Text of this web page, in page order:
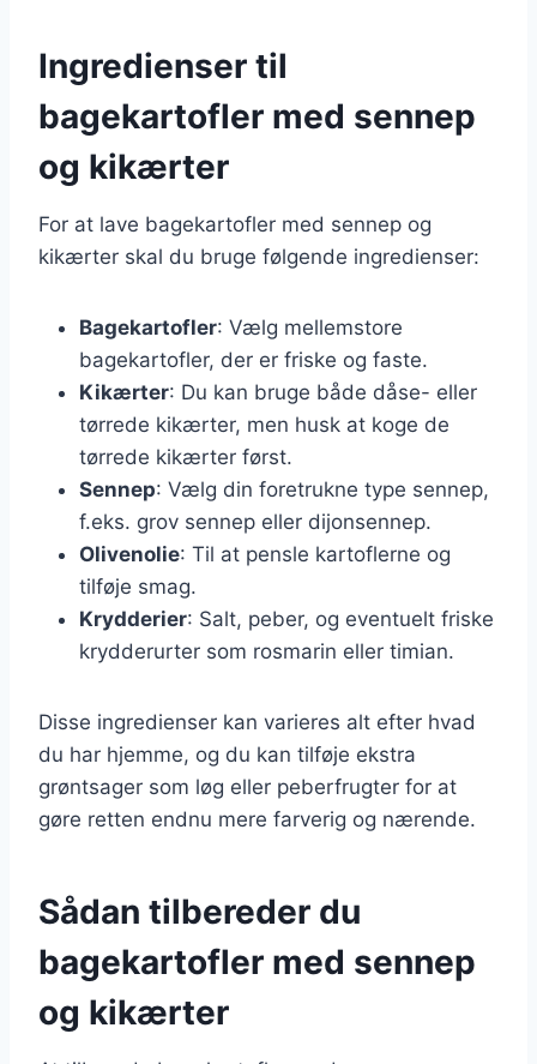
Ingredienser til
bagekartofler med sennep
og kikærter
For at lave bagekartofler med sennep og
kikærter skal du bruge følgende ingredienser:
Bagekartofler: Vælg mellemstore
bagekartofler, der er friske og faste.
Kikærter: Du kan bruge både dåse- eller
tørrede kikærter, men husk at koge de
tørrede kikærter først.
Sennep: Vælg din foretrukne type sennep,
f.eks. grov sennep eller dijonsennep.
Olivenolie: Til at pensle kartoflerne og
tilføje smag.
Krydderier: Salt, peber, og eventuelt friske
krydderurter som rosmarin eller timian.
Disse ingredienser kan varieres alt efter hvad
du har hjemme, og du kan tilføje ekstra
grøntsager som løg eller peberfrugter for at
gøre retten endnu mere farverig og nærende.
Sådan tilbereder du
bagekartofler med sennep
og kikærter